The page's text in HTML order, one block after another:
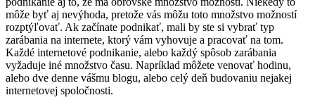
môže byť aj nevýhoda, pretože vás môžu toto množstvo možností
rozptýľovať. Ak začínate podnikať, mali by ste si vybrať typ
zarábania na internete, ktorý vám vyhovuje a pracovať na tom.
Každé internetové podnikanie, alebo každý spôsob zarábania
vyžaduje iné množstvo času. Napríklad môžete venovať hodinu,
alebo dve denne vášmu blogu, alebo celý deň budovaniu nejakej
internetovej spoločnosti.